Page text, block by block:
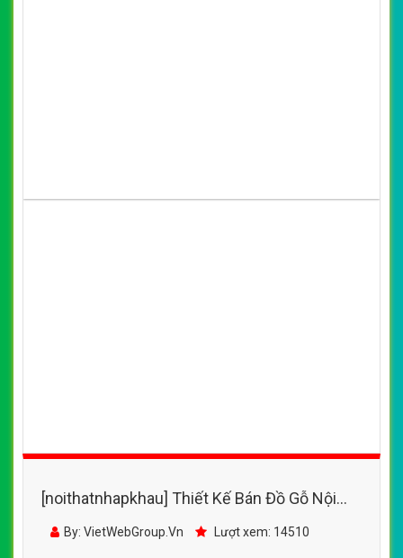
[noithatnhapkhau] Thiết Kế Bán Đồ Gỗ Nội
Thất Mỹ Đức đẹp SEO nhanh hiệu quả
By: VietWebGroup.Vn Lượt xem: 14510